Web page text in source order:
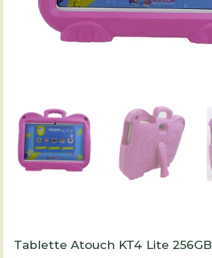
Tablette Atouch KT4 Lite 256GB